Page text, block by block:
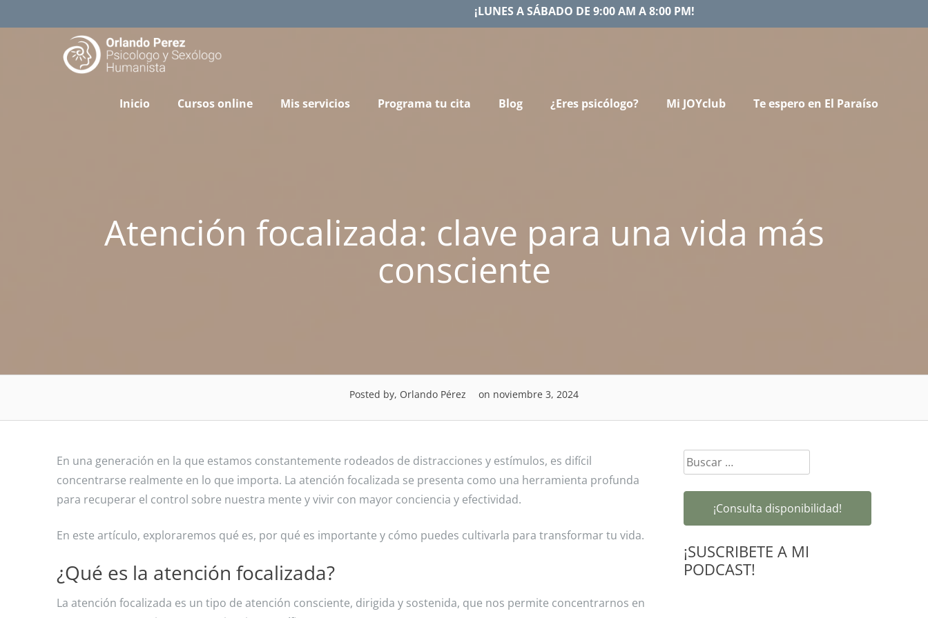
to
¡LUNES A SÁBADO DE 9:00 AM A 8:00 PM!
Inicio Cursos online Mis servicios Programa tu cita Blog ¿Eres psicólogo? Mi JOYclub Te espero en El Paraíso
Atención focalizada: clave para una vida más
consciente
Posted by, Orlando Pérez on noviembre 3, 2024
En una generación en la que estamos constantemente rodeados de distracciones y estímulos, es difícil
concentrarse realmente en lo que importa. La atención focalizada se presenta como una herramienta profunda
para recuperar el control sobre nuestra mente y vivir con mayor conciencia y efectividad.
En este artículo, exploraremos qué es, por qué es importante y cómo puedes cultivarla para transformar tu vida.
¿Qué es la atención focalizada?
La atención focalizada es un tipo de atención consciente, dirigida y sostenida, que nos permite concentrarnos en
Buscar:
¡Consulta disponibilidad!
¡SUSCRIBETE A MI
PODCAST!